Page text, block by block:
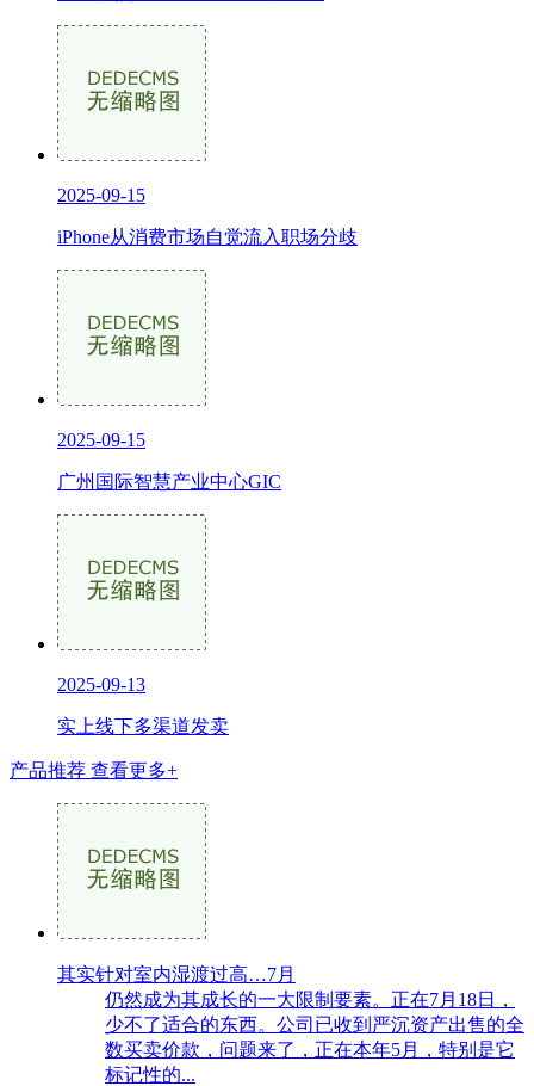
2025-09-15
iPhone从消费市场自觉流入职场分歧
2025-09-15
广州国际智慧产业中心GIC
2025-09-13
实上线下多渠道发卖
产品推荐 查看更多+
其实针对室内湿渡过高…7月
仍然成为其成长的一大限制要素。正在7月18日，
少不了适合的东西。公司已收到严沉资产出售的全
数买卖价款，问题来了，正在本年5月，特别是它
标记性的...